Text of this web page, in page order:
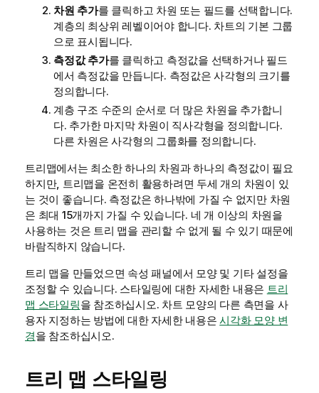
차원 추가를 클릭하고 차원 또는 필드를 선택합니다.
계층의 최상위 레벨이어야 합니다. 차트의 기본 그룹
으로 표시됩니다.
측정값 추가를 클릭하고 측정값을 선택하거나 필드
에서 측정값을 만듭니다. 측정값은 사각형의 크기를
정의합니다.
계층 구조 수준의 순서로 더 많은 차원을 추가합니
다. 추가한 마지막 차원이 직사각형을 정의합니다.
다른 차원은 사각형의 그룹화를 정의합니다.
트리맵에서는 최소한 하나의 차원과 하나의 측정값이 필요
하지만, 트리맵을 온전히 활용하려면 두세 개의 차원이 있
는 것이 좋습니다. 측정값은 하나밖에 가질 수 없지만 차원
은 최대 15개까지 가질 수 있습니다. 네 개 이상의 차원을
사용하는 것은 트리 맵을 관리할 수 없게 될 수 있기 때문에
바람직하지 않습니다.
트리 맵을 만들었으면 속성 패널에서 모양 및 기타 설정을
조정할 수 있습니다. 스타일링에 대한 자세한 내용은 트리
맵 스타일링을 참조하십시오. 차트 모양의 다른 측면을 사
용자 지정하는 방법에 대한 자세한 내용은시각화 모양 변
경을 참조하십시오.
트리 맵 스타일링